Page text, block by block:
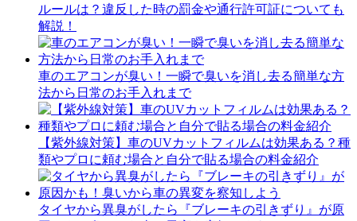
ルールは？違反した時の罰金や通行許可証についても
解説！
車のエアコンが臭い！一瞬で臭いを消し去る簡単な方
法から日常のお手入れまで
【紫外線対策】車のUVカットフィルムは効果ある？種
類やプロに頼む場合と自分で貼る場合の料金紹介
タイヤから異臭がしたら『ブレーキの引きずり』が原